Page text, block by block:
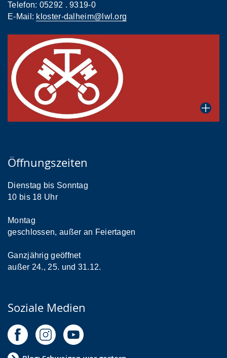
Telefon: 05292 . 9319-0
E-Mail: kloster-dalheim@lwl.org
Öffnungszeiten
Dienstag bis Sonntag
10 bis 18 Uhr
Montag
geschlossen, außer an Feiertagen
Ganzjährig geöffnet
außer 24., 25. und 31.12.
Soziale Medien